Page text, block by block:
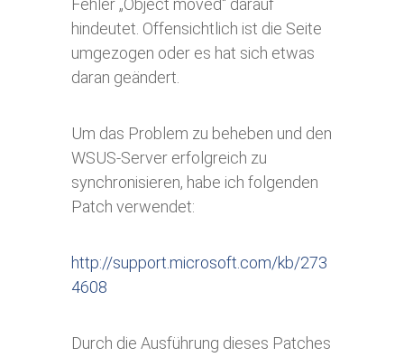
Fehler „Object moved“ darauf
hindeutet. Offensichtlich ist die Seite
umgezogen oder es hat sich etwas
daran geändert.
Um das Problem zu beheben und den
WSUS-Server erfolgreich zu
synchronisieren, habe ich folgenden
Patch verwendet:
http://support.microsoft.com/kb/273
4608
Durch die Ausführung dieses Patches